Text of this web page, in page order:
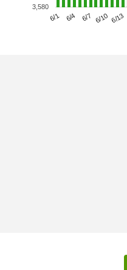
6/1 6/4 6/7 6/10 6/13
3,580